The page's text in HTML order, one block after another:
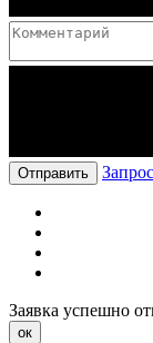
Отправить
Заявка успешно
ок